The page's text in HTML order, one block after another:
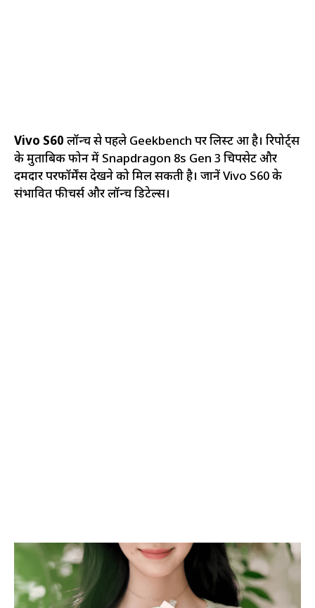
Vivo S60 लॉन्च से पहले Geekbench पर लिस्ट हुआ है। रिपोर्ट्स
के मुताबिक फोन में Snapdragon 8s Gen 3 चिपसेट और
दमदार परफॉर्मेंस देखने को मिल सकती है। जानें Vivo S60 के
संभावित फीचर्स और लॉन्च डिटेल्स।